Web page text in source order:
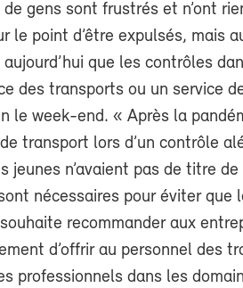
gens sont frustrés et n’ont
le point d’être expulsés, mais
que les contrôles
des transports ou un service
le week-end. « Après la
transport lors d’un contrôle
jeunes n’avaient pas de titre
nécessaires pour éviter que
recommander aux
d’offrir au personnel des
professionnels dans les